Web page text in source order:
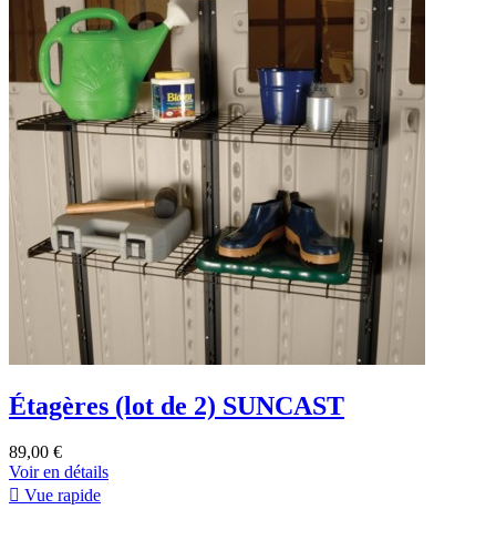
Étagères (lot de 2) SUNCAST
89,00 €
Voir en détails
 Vue rapide